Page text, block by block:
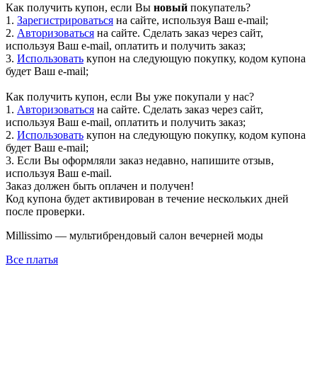
Как получить купон, если Вы новый покупатель?
1. Зарегистрироваться на сайте, используя Ваш e-mail;
2. Авторизоваться на сайте. Сделать заказ через сайт,
используя Ваш e-mail, оплатить и получить заказ;
3. Использовать купон на следующую покупку, кодом купона
будет Ваш e-mail;
Как получить купон, если Вы уже покупали у нас?
1. Авторизоваться на сайте. Сделать заказ через сайт,
используя Ваш e-mail, оплатить и получить заказ;
2. Использовать купон на следующую покупку, кодом купона
будет Ваш e-mail;
3. Если Вы оформляли заказ недавно, напишите отзыв,
используя Ваш e-mail.
Заказ должен быть оплачен и получен!
Код купона будет активирован в течение нескольких дней
после проверки.
Millissimo — мультибрендовый салон вечерней моды
Все платья